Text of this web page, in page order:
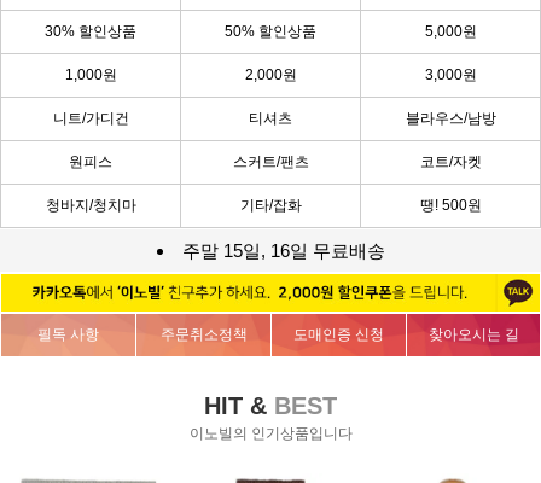
30% 할인상품 50% 할인상품 5,000원
1,000원 2,000원 3,000원
니트/가디건 티셔츠 블라우스/남방
원피스 스커트/팬츠 코트/자켓
청바지/청치마 기타/잡화 땡! 500원
주말 15일, 16일 무료배송
필독 사항 주문취소정책 도매인증 신청 찾아오시는 길
HIT & BEST
이노빌의 인기상품입니다